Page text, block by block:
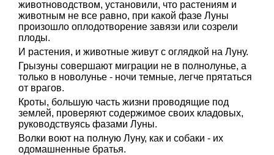
животноводством, установили, что растениям и
животным не все равно, при какой фазе Луны
произошло оплодотворение завязи или созрели
плоды.
И растения, и животные живут с оглядкой на Луну.
Грызуны совершают миграции не в полнолунье, а
только в новолунье - ночи темные, легче прятаться
от врагов.
Кроты, большую часть жизни проводящие под
землей, проверяют содержимое своих кладовых,
руководствуясь фазами Луны.
Волки воют на полную Луну, как и собаки - их
одомашненные братья.